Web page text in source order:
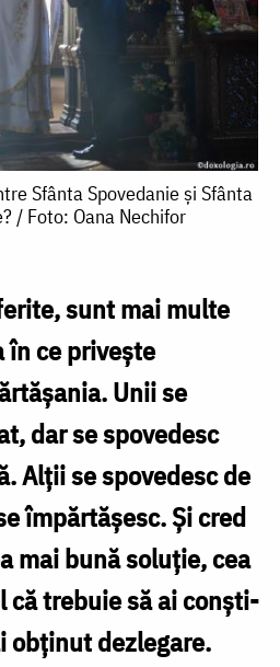
Sfânta Spovedanie și Sfânta
/ Foto: Oana Nechifor
sunt mai multe
în ce priveşte
Unii se
dar se spovedesc
Alţii se spovedesc de
împărtăşesc. Şi cred
mai bună soluţie, cea
că trebuie să ai conşti­
obţinut dezlegare.